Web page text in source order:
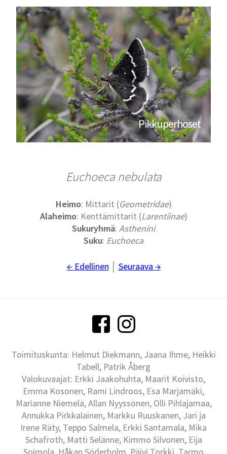
Pikkuperhoset
Euchoeca nebulata
Heimo: Mittarit (Geometridae)
Alaheimo: Kenttämittarit (Larentiinae)
Sukuryhmä: Asthenini
Suku: Euchoeca
← Edellinen Seuraava →
Toimituskunta: Helmut Diekmann, Jaana Ihme, Heikki
Tabell, Patrik Åberg
Valokuvaajat: Erkki Jaakohuhta, Maarit Koivisto,
Emma Kosonen, Rami Lindroos, Esa Marjamäki,
Marianne Niemelä, Allan Nyyssönen, Olli Pihlajamaa,
Annukka Pirkkalainen, Markku Ruuskanen, Jari ja
Irene Räty, Teppo Salmela, Erkki Santamala, Mika
Schafroth, Matti Selänne, Kimmo Silvonen, Eija